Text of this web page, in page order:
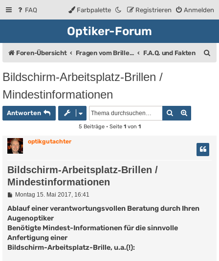
FAQ Anmelden
Registrieren
Farbpalette
Optiker-Forum
Foren-Übersicht Fragen vom Brillenträger an den Augenoptiker F.A.Q. und Fakten
Bildschirm-Arbeitsplatz-Brillen /
Mindestinformationen
Antworten Suche
5 Beiträge • Seite 1von 1
optikgutachter
Bildschirm-Arbeitsplatz-Brillen /
Mindestinformationen
B
i
r
a
g
Montag 15. Mai 2017, 16:41
Ablauf einer verantwortungsvollen Beratung durch Ihren
Augenoptiker
Benötigte Mindest-Informationen für die sinnvolle
Anfertigung einer
Bildschirm-Arbeitsplatz-Brille, u.a.(!):